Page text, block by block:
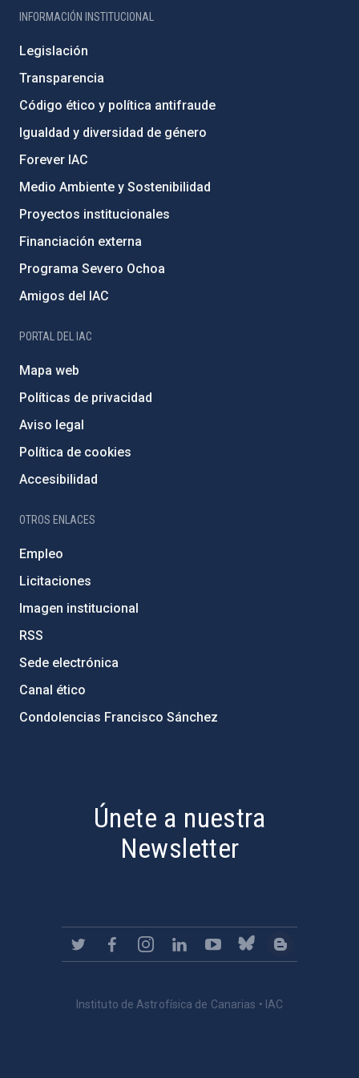
INFORMACIÓN INSTITUCIONAL
Legislación
Transparencia
Código ético y política antifraude
Igualdad y diversidad de género
Forever IAC
Medio Ambiente y Sostenibilidad
Proyectos institucionales
Financiación externa
Programa Severo Ochoa
Amigos del IAC
PORTAL DEL IAC
Mapa web
Políticas de privacidad
Aviso legal
Política de cookies
Accesibilidad
OTROS ENLACES
Empleo
Licitaciones
Imagen institucional
RSS
Sede electrónica
Canal ético
Condolencias Francisco Sánchez
Únete a nuestra
Newsletter
Instituto de Astrofísica de Canarias • IAC